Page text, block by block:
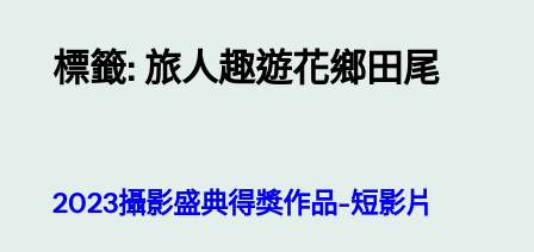
標籤: 旅人趣遊花鄉田尾
2023攝影盛典得獎作品-短影片